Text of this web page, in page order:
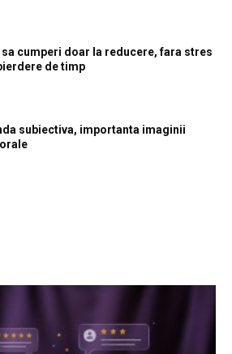
sa cumperi doar la reducere, fara stres
de timp
subiectiva, importanta imaginii